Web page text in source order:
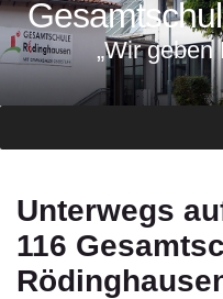
springen
„Wir geben
Unterwegs
116